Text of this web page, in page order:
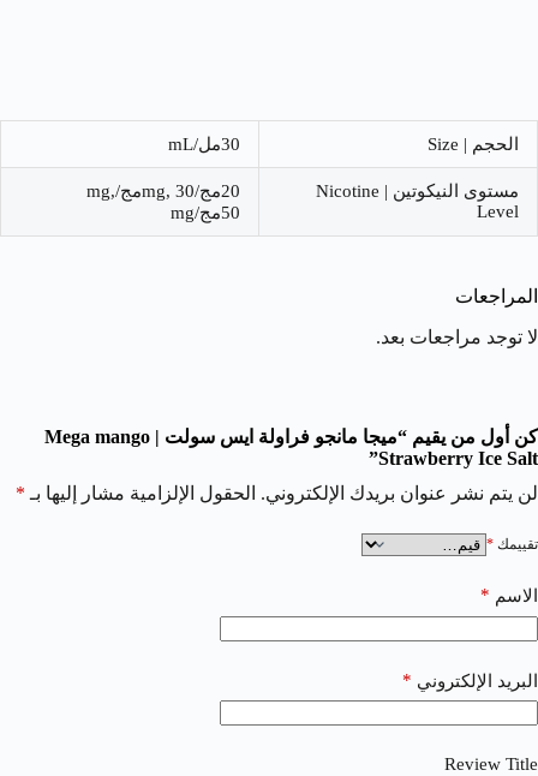
الحجم | Size 30مل/mL
مستوى النيكوتين | Nicotine
Level
20مج/mg, 30مج/mg,
50مج/mg
المراجعات
لا توجد مراجعات بعد.
كن أول من يقيم “ميجا مانجو فراولة ايس سولت | Mega mango
Strawberry Ice Salt”
لن يتم نشر عنوان بريدك الإلكتروني. الحقول الإلزامية مشار إليها بـ *
تقييمك *
الاسم *
البريد الإلكتروني *
Review Title